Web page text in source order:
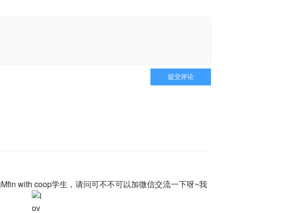
提交评论
with coop学生，请问可不不可以加微信交流一下呀~我